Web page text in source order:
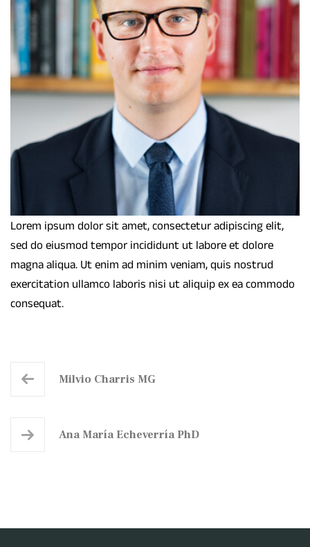
Lorem ipsum dolor sit amet, consectetur adipiscing elit,
sed do eiusmod tempor incididunt ut labore et dolore
magna aliqua. Ut enim ad minim veniam, quis nostrud
exercitation ullamco laboris nisi ut aliquip ex ea commodo
consequat.
Milvio Charris MG
Ana María Echeverría PhD